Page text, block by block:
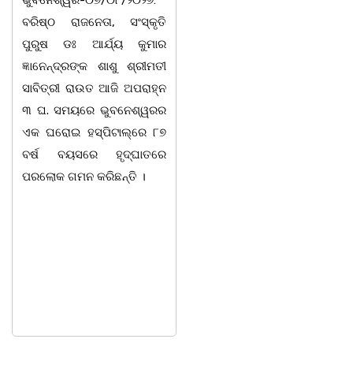
ବରିଷ୍ଠ ରାଜନେତା, ସଂସ୍କୃତି
ପୁରୁଷ ଡଃ ଆର୍ଯ୍ୟ କୁମାର
ଜ୍ଞାନେନ୍ଦ୍ରଙ୍କ ଶାଶୁ ଶ୍ରୀମତୀ
ସାବିତ୍ରୀ ରାଉତ ଆଜି ଅପରାହ୍ନ
୩ ଘ. ସମୟରେ ଭୁବନେଶ୍ୱରର
ଏକ ଘରୋଇ ହସ୍ପିଟାଲ୍ରେ ୮୭
ବର୍ଷ ବୟସରେ ହୃଦ୍ଘାତରେ
ପରଲୋକ ଗମନ କରିଛନ୍ତି ।